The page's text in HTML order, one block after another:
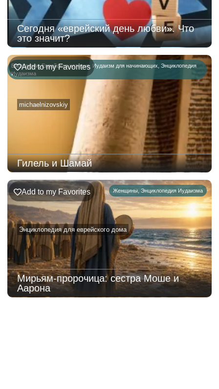
Сегодня «еврейский день любви». Что
это значит?
Биографии,Еврейская история, Иудаизм для начинающих Энциклопедия
Иудаизма
michaelnizovskiy
Add to my Favorites
Гилель и Шамай
Женщины Энциклопедия Иудаизма
Энциклопедия для еврейского дома
Add to my Favorites
Мирьям-пророчица: сестра Моше и
Аарона